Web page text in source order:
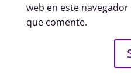
web en este
que comente.